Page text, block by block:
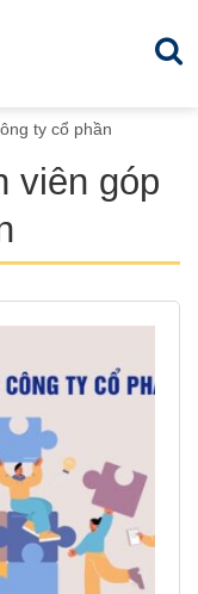
ty cổ phần
viên góp